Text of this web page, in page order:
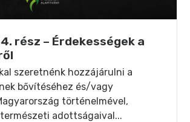
rész – Érdekességek a
szeretnénk hozzájárulni a
bővítéséhez és/vagy
történelmével,
adottságaival...